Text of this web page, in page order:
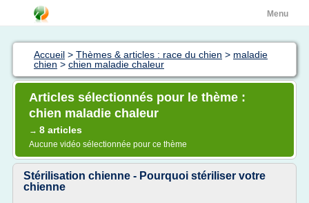
Menu
Accueil > Thèmes & articles : race du chien > maladie
chien > chien maladie chaleur
Articles sélectionnés pour le thème :
chien maladie chaleur
→ 8 articles
Aucune vidéo sélectionnée pour ce thème
Stérilisation chienne - Pourquoi stériliser votre
chienne